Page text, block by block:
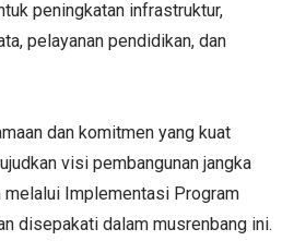
peningkatan infrastruktur,
pelayanan pendidikan, dan
dan komitmen yang kuat
visi pembangunan jangka
melalui Implementasi Program
disepakati dalam musrenbang ini.